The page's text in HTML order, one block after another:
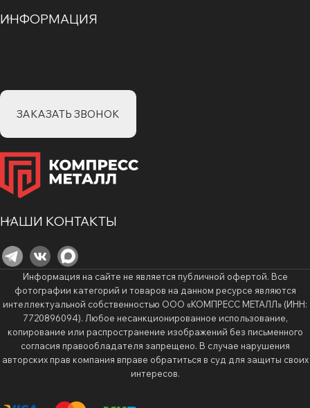
ИНФОРМАЦИЯ
ЗАКАЗАТЬ ЗВОНОК
НАШИ КОНТАКТЫ
Информация на сайте не является публичной офертой. Все
фотографии категорий и товаров на данном ресурсе являются
интеллектуальной собственностью ООО «КОМПРЕСС МЕТАЛЛ» (ИНН:
7720896094). Любое несанкционированное использование,
копирование или распространение изображений без письменного
согласия правообладателя запрещено. В случае нарушения
авторских прав компания вправе обратиться в суд для защиты своих
интересов.